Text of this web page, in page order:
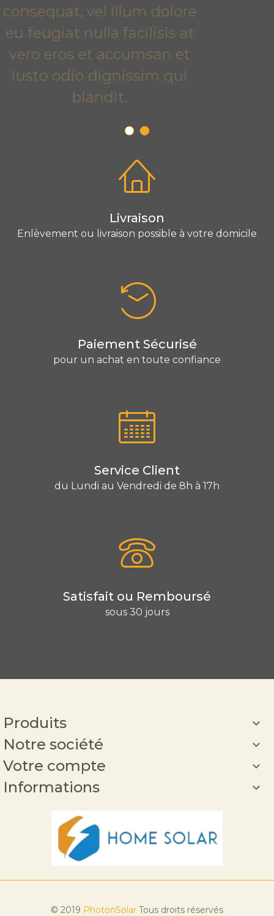
consequat, vel illum dolore
eu feugiat nulla facilisis at
vero eros et accumsan et
iusto odio dignissim qui
blandit.
Livraison
Enlèvement ou livraison possible à votre domicile
Paiement Sécurisé
pour un achat en toute confiance
Service Client
du Lundi au Vendredi de 8h à 17h
Satisfait ou Remboursé
sous 30 jours
Produits 
Notre société 
Votre compte 
Informations 
© 2019 PhotonSolar Tous droits réservés